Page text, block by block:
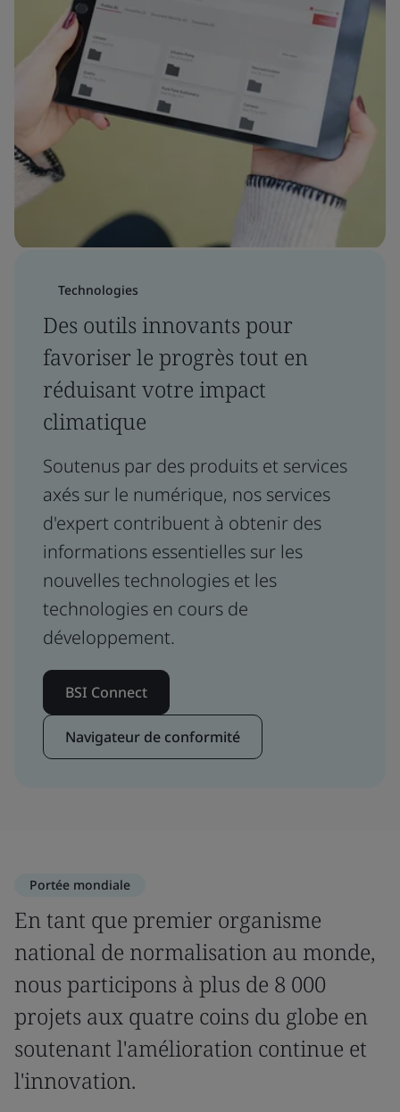
Technologies
Des outils innovants pour
favoriser le progrès tout en
réduisant votre impact
climatique
Soutenus par des produits et services
axés sur le numérique, nos services
d'expert contribuent à obtenir des
informations essentielles sur les
nouvelles technologies et les
technologies en cours de
développement.
BSI Connect
Navigateur de conformité
Portée mondiale
En tant que premier organisme
national de normalisation au monde,
nous participons à plus de 8 000
projets aux quatre coins du globe en
soutenant l'amélioration continue et
l'innovation.